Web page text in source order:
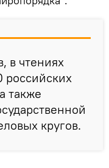
в чтениях
российских
также
кругов.